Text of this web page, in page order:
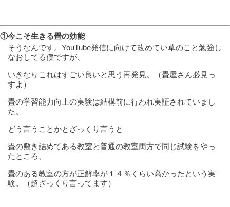
①今こそ生きる畳の効能
そうなんです。YouTube発信に向けて改めてい草のこと勉強し
なおしてる僕ですが、
いきなりこれはすごい良いと思う再発見。（畳屋さん必見っ
すよ）
畳の学習能力向上の実験は結構前に行われ実証されていまし
た。
どう言うことかとざっくり言うと
畳の敷き詰めてある教室と普通の教室両方で同じ試験をやっ
たところ、
畳のある教室の方が正解率が１４％くらい高かったという実
験。（超ざっくり言ってます）